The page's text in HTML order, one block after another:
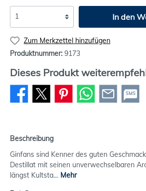
In den
Zum Merkzettel hinzufügen
Produktnummer: 9173
Dieses Produkt
SMS
Beschreibung
Ginfans sind Kenner des guten
Destillat mit seinen unverwechselbaren
längst Kultsta… Mehr